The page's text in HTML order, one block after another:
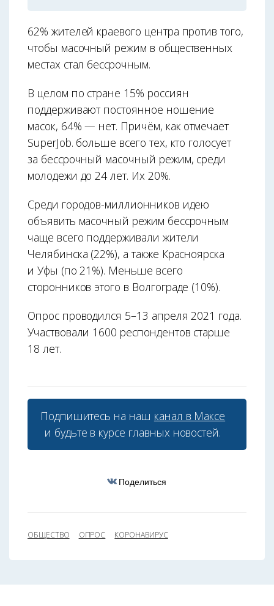
62% жителей краевого центра против того,
чтобы масочный режим в общественных
местах стал бессрочным.
В целом по стране 15% россиян
поддерживают постоянное ношение
масок, 64% — нет. Причём, как отмечает
SuperJob. больше всего тех, кто голосует
за бессрочный масочный режим, среди
молодежи до 24 лет. Их 20%.
Среди городов-миллионников идею
объявить масочный режим бессрочным
чаще всего поддерживали жители
Челябинска (22%), а также Красноярска
и Уфы (по 21%). Меньше всего
сторонников этого в Волгограде (10%).
Опрос проводился 5–13 апреля 2021 года.
Участвовали 1600 респондентов старше
18 лет.
Подпишитесь на наш канал в Максе
и будьте в курсе главных новостей.
Поделиться
ОБЩЕСТВО ОПРОС КОРОНАВИРУС